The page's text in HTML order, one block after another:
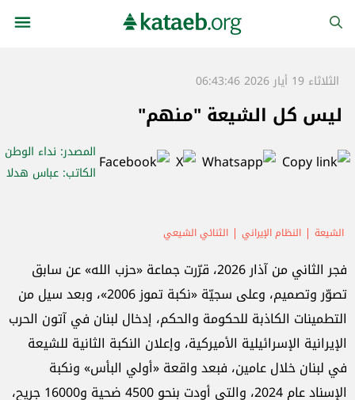
الثلاثاء 19 أيار 2026 06:43:46
ليس كل الشيعة "منهم"
المصدر: نداء الوطن
الكاتب: عباس هدلا
الشيعة النظام الإيراني الثنائي الشيعي
فجر الثاني من آذار 2026، قرّرت جماعة «حزب الله» عن سابق
تصوّر وتصميم، وعلى سجيّة «نكبة تموز 2006»، وبعد سيل من
التطمينات الكاذبة للحكومة والحكم، إدخال لبنان في آتون الحرب
الإيرانية الإسرائيلية الأميركية، وإعلان النكبة الثانية للشيعة
في لبنان خلال عامين، فبعد واقعة «أولي البأس» ونكبة
الإسناد عام 2024، والتي أودت بنحو 4500 ضحية و16000 جريح،